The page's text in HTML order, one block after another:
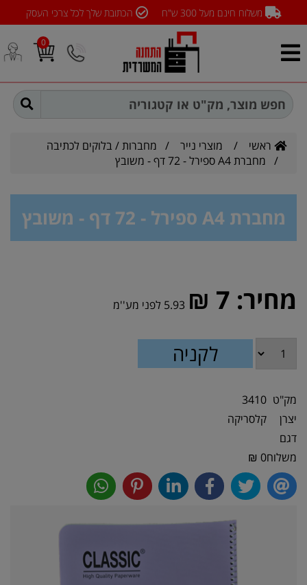
משלוח חינם מעל 300 ש"ח הכתובת שלך לכל צרכי העסק
0
ראשי / מוצרי נייר / מחברות / בלוקים לכתיבה
/ מחברת A4 ספירל - 72 דף - משובץ
מחברת A4 ספירל - 72 דף - משובץ
מחיר: 7 ₪ 5.93 לפני מע''מ
מק"ט 3410
יצרן
קלסריקה
דגם
משלוח0 ₪